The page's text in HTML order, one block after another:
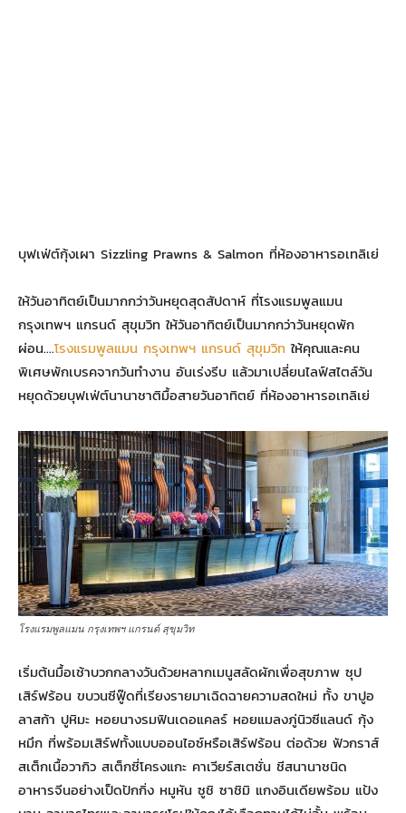
บุฟเฟ่ต์กุ้งเผา Sizzling Prawns & Salmon ที่ห้องอาหารอเทลิเย่
ให้วันอาทิตย์เป็นมากกว่าวันหยุดสุดสัปดาห์ ที่โรงแรมพูลแมน
กรุงเทพฯ แกรนด์ สุขุมวิท ให้วันอาทิตย์เป็นมากกว่าวันหยุดพัก
ผ่อน….โรงแรมพูลแมน กรุงเทพฯ แกรนด์ สุขุมวิท ให้คุณและคน
พิเศษพักเบรคจากวันทำงาน อันเร่งรีบ แล้วมาเปลี่ยนไลฟ์สไตล์วัน
หยุดด้วยบุฟเฟ่ต์นานาชาติมื้อสายวันอาทิตย์ ที่ห้องอาหารอเทลิเย่
โรงแรมพูลแมน กรุงเทพฯ แกรนด์ สุขุมวิท
เริ่มต้นมื้อเช้าบวกกลางวันด้วยหลากเมนูสลัดผักเพื่อสุขภาพ ซุป
เสิร์ฟร้อน ขบวนซีฟู๊ดที่เรียงรายมาเฉิดฉายความสดใหม่ ทั้ง ขาปูอ
ลาสก้า ปูหิมะ หอยนางรมฟินเดอแคลร์ หอยแมลงภู่นิวซีแลนด์ กุ้ง
หมึก ที่พร้อมเสิร์ฟทั้งแบบออนไอซ์หรือเสิร์ฟร้อน ต่อด้วย ฟัวกราส์
สเต็กเนื้อวากิว สเต็กซี่โครงแกะ คาเวียร์สเตชั่น ชีสนานาชนิด
อาหารจีนอย่างเป็ดปักกิ่ง หมูหัน ซูชิ ซาชิมิ แกงอินเดียพร้อม แป้ง